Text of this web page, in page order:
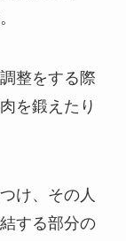
整をする際
を鍛えたり
け、その人
する部分の